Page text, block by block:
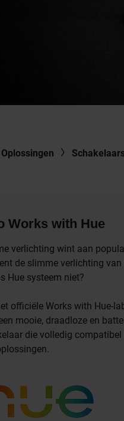
Oplossingen
Works with Hue
verlichting wint aan
de slimme verlichting van
Hue systeem niet?
officiële Works with Hue-
mooie, draadloze en
die volledig compatibel